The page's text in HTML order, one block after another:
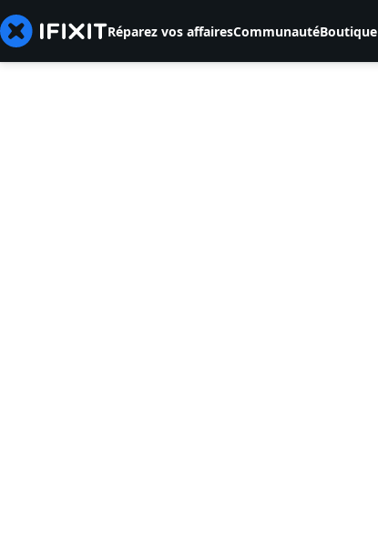
Réparez vos affairesCommunautéBoutique